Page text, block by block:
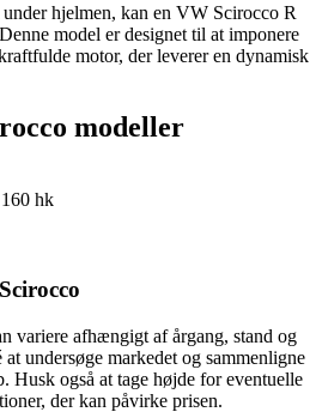
hjelmen, kan en VW Scirocco R
model er designet til at imponere
motor, der leverer en dynamisk
modeller
hk
variere afhængigt af årgang, stand og
undersøge markedet og sammenligne
Husk også at tage højde for eventuelle
der kan påvirke prisen.